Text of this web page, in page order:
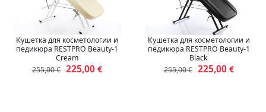
Кушетка для косметологии и
педикюра RESTPRO Beauty-1
Cream
255,00 € 225,00 €
Кушетка для косметологии и
педикюра RESTPRO Beauty-1
Black
255,00 € 225,00€